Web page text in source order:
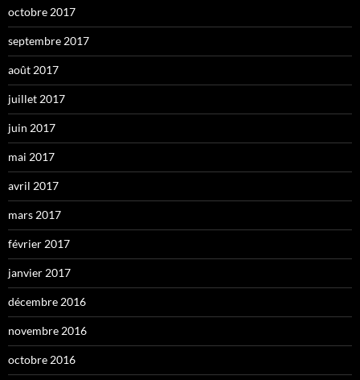
octobre 2017
septembre 2017
août 2017
juillet 2017
juin 2017
mai 2017
avril 2017
mars 2017
février 2017
janvier 2017
décembre 2016
novembre 2016
octobre 2016